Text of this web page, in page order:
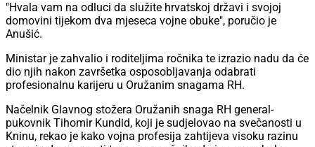
"Hvala vam na odluci da služite hrvatskoj državi i svojoj
domovini tijekom dva mjeseca vojne obuke", poručio je
Anušić.
Ministar je zahvalio i roditeljima ročnika te izrazio nadu da će
dio njih nakon završetka osposobljavanja odabrati
profesionalnu karijeru u Oružanim snagama RH.
Načelnik Glavnog stožera Oružanih snaga RH general-
pukovnik Tihomir Kundid, koji je sudjelovao na svečanosti u
Kninu, rekao je kako vojna profesija zahtijeva visoku razinu